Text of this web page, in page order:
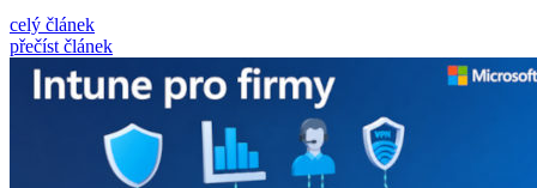
celý článek
přečíst článek